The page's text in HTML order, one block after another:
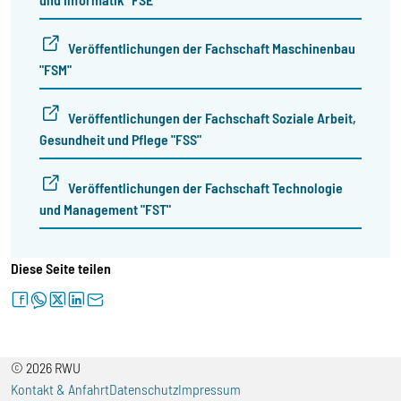
Veröffentlichungen der Fachschaft Maschinenbau
"FSM"
Veröffentlichungen der Fachschaft Soziale Arbeit,
Gesundheit und Pflege "FSS"
Veröffentlichungen der Fachschaft Technologie
und Management "FST"
Diese Seite teilen
facebookwhatsapptwitterlinkedinletter
© 2026 RWU
Kontakt & AnfahrtDatenschutzImpressum